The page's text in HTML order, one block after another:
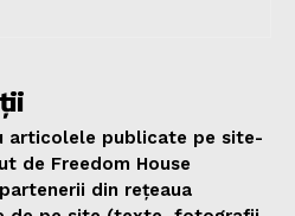
articolele publicate pe site-
de Freedom House
din rețeaua